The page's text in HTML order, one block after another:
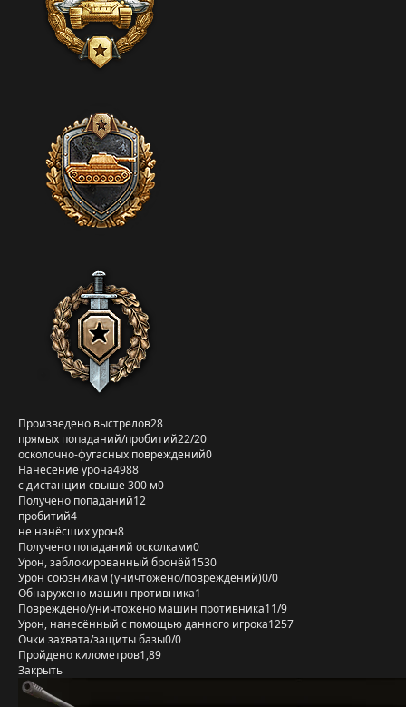
Произведено выстрелов28
прямых попаданий/пробитий22/20
осколочно-фугасных повреждений0
Нанесение урона4988
с дистанции свыше 300 м0
Получено попаданий12
пробитий4
не нанёсших урон8
Получено попаданий осколками0
Урон, заблокированный бронёй1530
Урон союзникам (уничтожено/повреждений)0/0
Обнаружено машин противника1
Повреждено/уничтожено машин противника11/9
Урон, нанесённый с помощью данного игрока1257
Очки захвата/защиты базы0/0
Пройдено километров1,89
Закрыть